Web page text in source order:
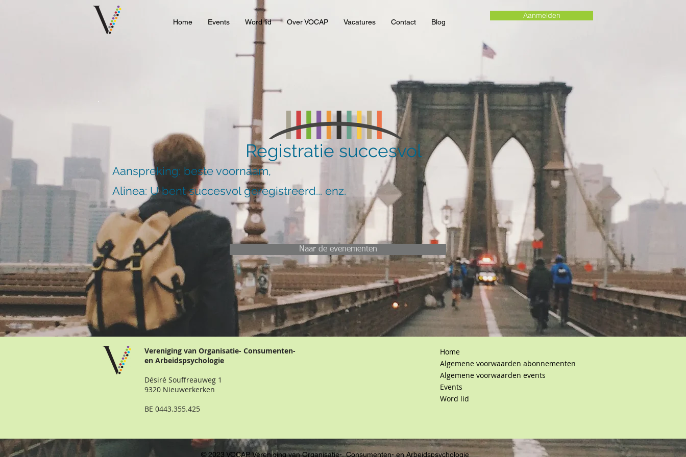
Home Events Word lid Over VOCAP Vacatures Contact Blog
Aanmelden
Registratie succesvol
Aanspreking: beste voornaam,
Alinea: U bent succesvol geregistreerd... enz.
Naar de evenementen
Vereniging van Organisatie- Consumenten-
en Arbeidspsychologie
Désiré Souffreauweg 1
9320 Nieuwerkerken
BE 0443.355.425
Home
Algemene voorwaarden abonnementen
Algemene voorwaarden events
Events
Word lid
© 2023 VOCAP, Vereniging van Organisatie-, Consumenten- en Arbeidspsychologie